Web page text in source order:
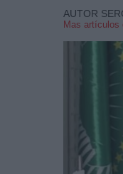
AUTOR
Mas artículos